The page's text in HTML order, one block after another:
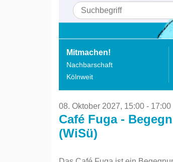
Mitmachen!
Nachbarschaft
Kölnweit
08. Oktober 2027, 15:00 - 17:00
Café Fuga -
(WiSü)